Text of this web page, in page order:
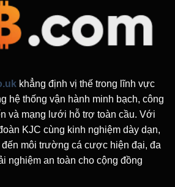
khẳng định vị thế trong lĩnh vực
hệ thống vận hành minh bạch, công
và mạng lưới hỗ trợ toàn cầu. Với
KJC cùng kinh nghiệm dày dạn,
đến môi trường cá cược hiện đại, đa
nghiệm an toàn cho cộng đồng